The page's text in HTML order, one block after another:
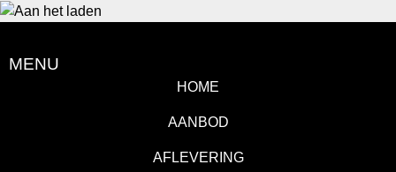
MENU
HOME
AANBOD
AFLEVERING